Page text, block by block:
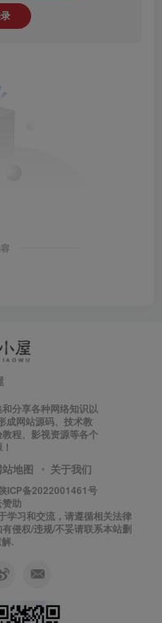
分享各种网络知识以
成网站源码、技术教
程、影视资源等各个
站地图 关于我们
ICP备2022001461号
赞助
学习和交流，请遵循相关法律
侵权/违规/不妥请联系本站删
.